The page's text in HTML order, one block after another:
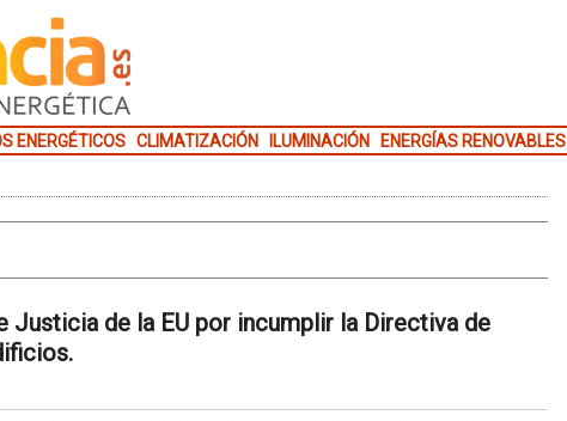
ENERGÉTICOS CLIMATIZACIÓN ILUMINACIÓN ENERGÍAS RENOVABLES
Justicia de la EU por incumplir la Directiva de